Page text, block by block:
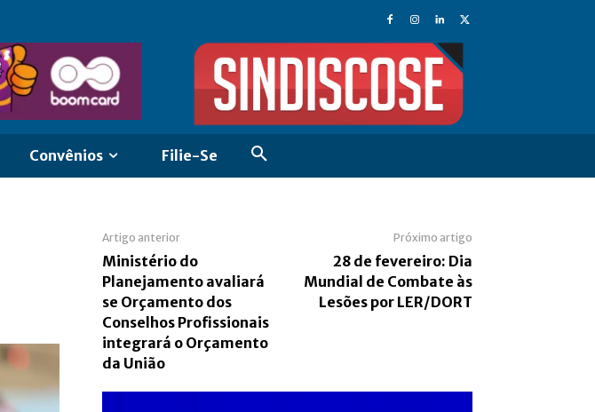
Convênios Filie-Se
Artigo anterior
Ministério do
Planejamento avaliará
se Orçamento dos
Conselhos Profissionais
integrará o Orçamento
da União
Próximo artigo
28 de fevereiro: Dia
Mundial de Combate às
Lesões por LER/DORT